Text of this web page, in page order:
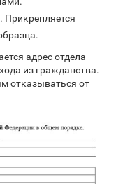
Прикрепляется
адрес отдела
из гражданства.
отказываться от